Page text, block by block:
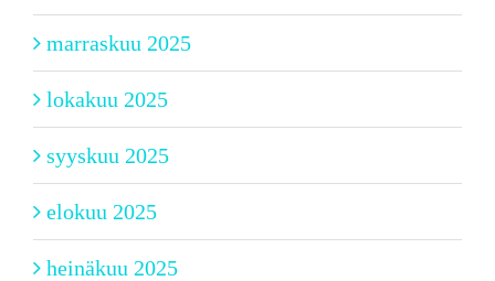
marraskuu 2025
lokakuu 2025
syyskuu 2025
elokuu 2025
heinäkuu 2025